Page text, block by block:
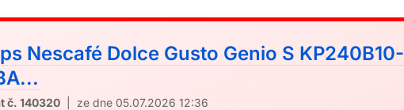
Nescafé Dolce Gusto Genio S KP240B10-
č. 140320 | ze dne 05.07.2026 12:36